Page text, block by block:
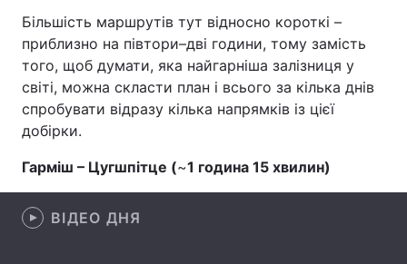
Здоров'я Туризм
Цікавинки Погода
Екологія Регіони
Більшість маршрутів тут відносно короткі –
приблизно на півтори–дві години, тому замість
того, щоб думати, яка найгарніша залізниця у
світі, можна скласти план і всього за кілька днів
спробувати відразу кілька напрямків із цієї
добірки.
Гарміш – Цугшпітце (~1 година 15 хвилин)
ВІДЕО ДНЯ